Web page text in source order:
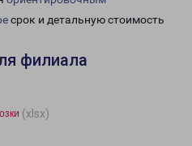
срок и детальную стоимость
филиала
(xlsx)